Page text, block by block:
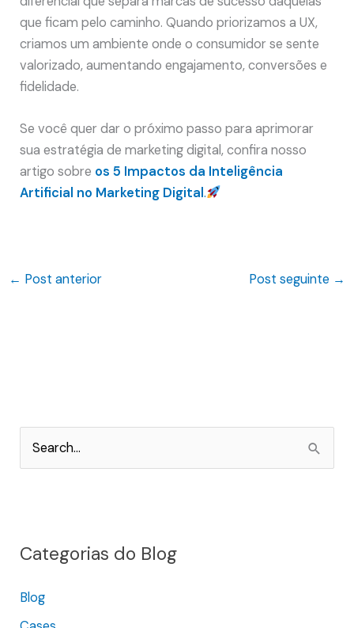
que ficam pelo caminho. Quando priorizamos a UX,
criamos um ambiente onde o consumidor se sente
valorizado, aumentando engajamento, conversões e
fidelidade.
Se você quer dar o próximo passo para aprimorar
sua estratégia de marketing digital, confira nosso
artigo sobre os 5 Impactos da Inteligência
Artificial no Marketing Digital.
← Post anterior Post seguinte →
u
s
Categorias do Blog
Blog